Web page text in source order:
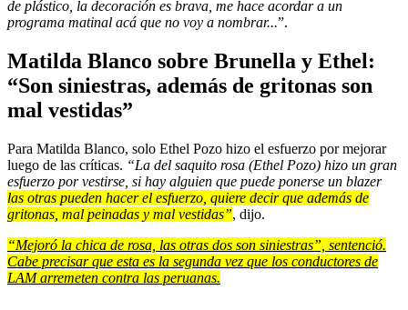
de plástico, la decoración es brava, me hace acordar a un
programa matinal acá que no voy a nombrar...”.
Matilda Blanco sobre Brunella y Ethel:
“Son siniestras, además de gritonas son
mal vestidas”
Para Matilda Blanco, solo Ethel Pozo hizo el esfuerzo por mejorar
luego de las críticas. “La del saquito rosa (Ethel Pozo) hizo un gran
esfuerzo por vestirse, si hay alguien que puede ponerse un blazer
las otras pueden hacer el esfuerzo, quiere decir que además de
gritonas, mal peinadas y mal vestidas”, dijo.
“Mejoró la chica de rosa, las otras dos son siniestras”, sentenció.
Cabe precisar que esta es la segunda vez que los conductores de
LAM arremeten contra las peruanas.